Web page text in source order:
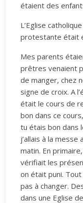
étaient des
L’Eglise
protestante était
Mes parents
prêtres venaient
de manger, chez
signe de croix. A
était le cours de
bon dans ce
tu étais bon dans
j’allais à la
matin. En
vérifiait les
on était puni. Tout
pas à changer.
dans une Eglise